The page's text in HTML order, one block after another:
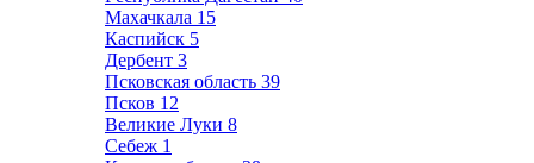
Махачкала 15
Каспийск 5
Дербент 3
Псковская область 39
Псков 12
Великие Луки 8
Себеж 1